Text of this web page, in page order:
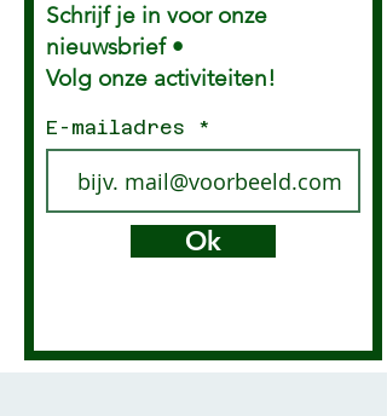
Schrijf je in voor onze
nieuwsbrief •
Volg onze activiteiten!
E-mailadres
Ok